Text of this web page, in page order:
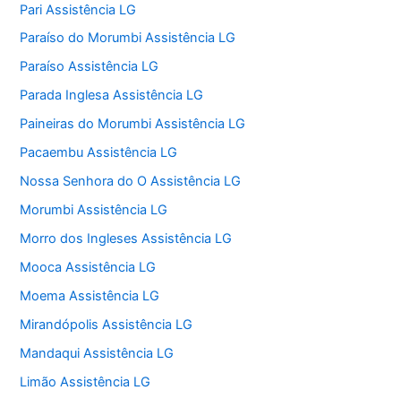
Pari Assistência LG
Paraíso do Morumbi Assistência LG
Paraíso Assistência LG
Parada Inglesa Assistência LG
Paineiras do Morumbi Assistência LG
Pacaembu Assistência LG
Nossa Senhora do O Assistência LG
Morumbi Assistência LG
Morro dos Ingleses Assistência LG
Mooca Assistência LG
Moema Assistência LG
Mirandópolis Assistência LG
Mandaqui Assistência LG
Limão Assistência LG